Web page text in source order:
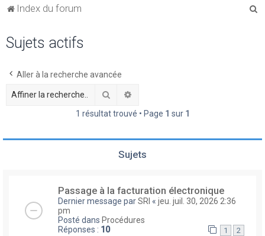
Index du forum
e
Sujets actifs
Aller à la recherche avancée
Rechercher
1 résultat trouvé • Page 1 sur 1
Sujets
Passage à la facturation électronique
Dernier message parSRI « jeu. juil. 30, 2026 2:36
pm
Posté dans Procédures
Réponses : 10 1 2